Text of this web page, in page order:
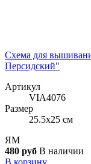
Схема для
Персидский"
Артикул
VIA4076
Размер
25.5x25 см
ЯМ
480 руб В наличии
В корзину